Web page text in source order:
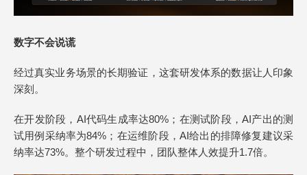
数字不会说谎
经过真实业务场景的长期验证，这套研发体系的数据让人印象
深刻。
在开发阶段，AI代码生成率达80%；在测试阶段，AI产出的测
试用例采纳率为84%；在运维阶段，AI给出的排障修复建议采
纳率达73%。整个研发过程中，团队整体人效提升1.7倍。